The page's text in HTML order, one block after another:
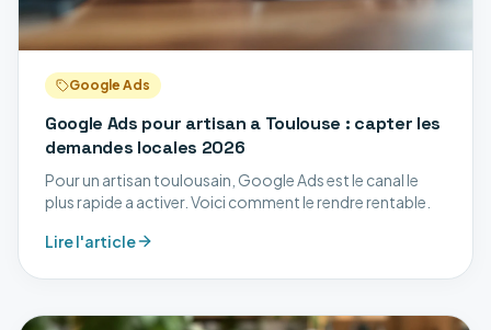
Google Ads
Google Ads pour artisan a Toulouse : capter les
demandes locales 2026
Pour un artisan toulousain, Google Ads est le canal le
plus rapide a activer. Voici comment le rendre rentable.
Lire l'article